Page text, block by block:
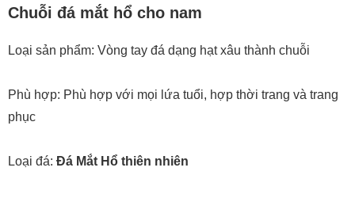
Chuỗi đá mắt hổ cho nam
Loại sản phẩm: Vòng tay đá dạng hạt xâu thành chuỗi
Phù hợp: Phù hợp với mọi lứa tuổi, hợp thời trang và trang
phục
Loại đá: Đá Mắt Hổ thiên nhiên